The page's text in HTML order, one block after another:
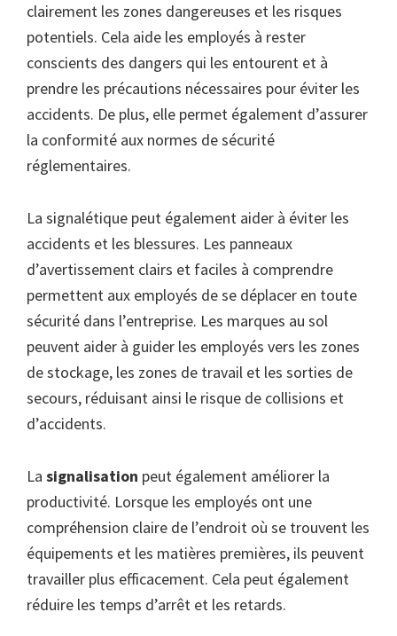
clairement les zones dangereuses et les risques
potentiels. Cela aide les employés à rester
conscients des dangers qui les entourent et à
prendre les précautions nécessaires pour éviter les
accidents. De plus, elle permet également d’assurer
la conformité aux normes de sécurité
réglementaires.
La signalétique peut également aider à éviter les
accidents et les blessures. Les panneaux
d’avertissement clairs et faciles à comprendre
permettent aux employés de se déplacer en toute
sécurité dans l’entreprise. Les marques au sol
peuvent aider à guider les employés vers les zones
de stockage, les zones de travail et les sorties de
secours, réduisant ainsi le risque de collisions et
d’accidents.
La signalisation peut également améliorer la
productivité. Lorsque les employés ont une
compréhension claire de l’endroit où se trouvent les
équipements et les matières premières, ils peuvent
travailler plus efficacement. Cela peut également
réduire les temps d’arrêt et les retards.